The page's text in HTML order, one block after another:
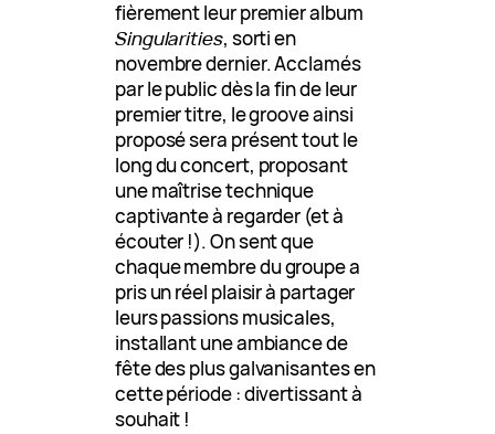
fièrement leur premier album
Singularities, sorti en
novembre dernier. Acclamés
par le public dès la fin de leur
premier titre, le groove ainsi
proposé sera présent tout le
long du concert, proposant
une maîtrise technique
captivante à regarder (et à
écouter !). On sent que
chaque membre du groupe a
pris un réel plaisir à partager
leurs passions musicales,
installant une ambiance de
fête des plus galvanisantes en
cette période : divertissant à
souhait !